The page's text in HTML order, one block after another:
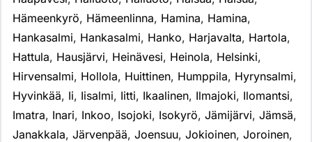
Hämeenkyrö, Hämeenlinna, Hamina, Hamina,
Hankasalmi, Hankasalmi, Hanko, Harjavalta, Hartola,
Hattula, Hausjärvi, Heinävesi, Heinola, Helsinki,
Hirvensalmi, Hollola, Huittinen, Humppila, Hyrynsalmi,
Hyvinkää, Ii, Iisalmi, Iitti, Ikaalinen, Ilmajoki, Ilomantsi,
Imatra, Inari, Inkoo, Isojoki, Isokyrö, Jämijärvi, Jämsä,
Janakkala, Järvenpää, Joensuu, Jokioinen, Joroinen,